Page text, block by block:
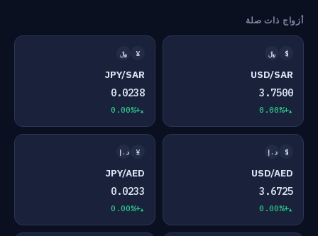
أزواج ذات صلة
$ ﷼
USD/SAR
3.7500
+0.00%
¥ ﷼
JPY/SAR
0.0238
+0.00%
$ د.إ
USD/AED
3.6725
+0.00%
¥ د.إ
JPY/AED
0.0233
+0.00%